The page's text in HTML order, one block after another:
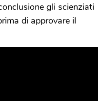
gli scienziati
di approvare il